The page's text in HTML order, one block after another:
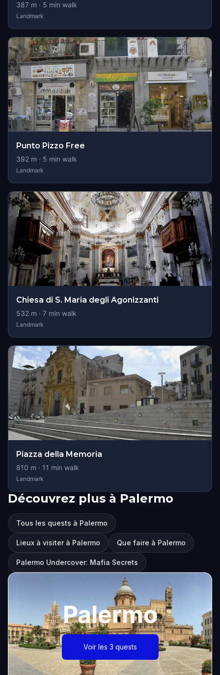
387 m · 5 min walk
Landmark
Punto Pizzo Free
392 m · 5 min walk
Landmark
Chiesa di S. Maria degli Agonizzanti
532 m · 7 min walk
Landmark
Piazza della Memoria
810 m · 11 min walk
Landmark
Découvrez plus à Palermo
Tous les quests à Palermo
Lieux à visiter à Palermo Que faire à Palermo
Palermo Undercover: Mafia Secrets
Palermo
Voir les 3 quests